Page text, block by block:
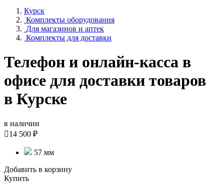
Курск
Комплекты оборудования
Для магазинов и аптек
Комплекты для доставки
Телефон и онлайн-касса в
офисе для доставки товаров
в Курске
в наличии
14 500 ₽
57 мм
Добавить в корзину
Купить